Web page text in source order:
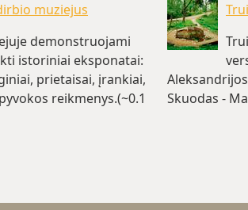
muziejus
demonstruojami
istoriniai eksponatai:
prietaisai, įrankiai,
reikmenys.(~0.1
Skuodas -